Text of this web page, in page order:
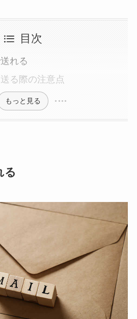
法要
（初盆）見舞い
フラワー
ー
ッセージ
目次
れる
る際の注意点
もっと見る
る